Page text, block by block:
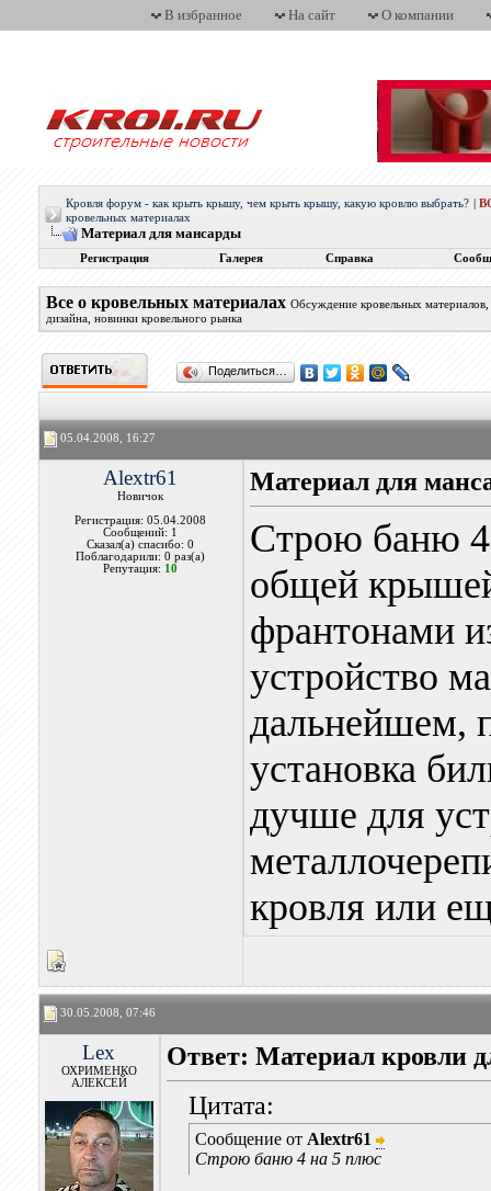
В избранное На сайт О компании
Кровля форум - как крыть крышу, чем крыть крышу, какую кровлю выбрать?
кровельных материалах
Материал для мансарды
Регистрация Галерея Справка
Все о кровельных материалах Обсуждение кровельных
дизайна, новинки кровельного рынка
Поделиться…
05.04.2008, 16:27
Alextr61
Новичок
Регистрация: 05.04.2008
Сообщений: 1
Сказал(а) спасибо: 0
Поблагодарили: 0 раз(а)
Репутация: 10
Материал для
Строю баню 4
общей
франтонами
устройство
дальнейшем,
установка
дучше для
кровля или
30.05.2008, 07:46
Lex
ОХРИМЕНКО
АЛЕКСЕЙ
Ответ: Материал кровли
Цитата:
Сообщение от Alextr61
Строю баню 4 на 5 плюс